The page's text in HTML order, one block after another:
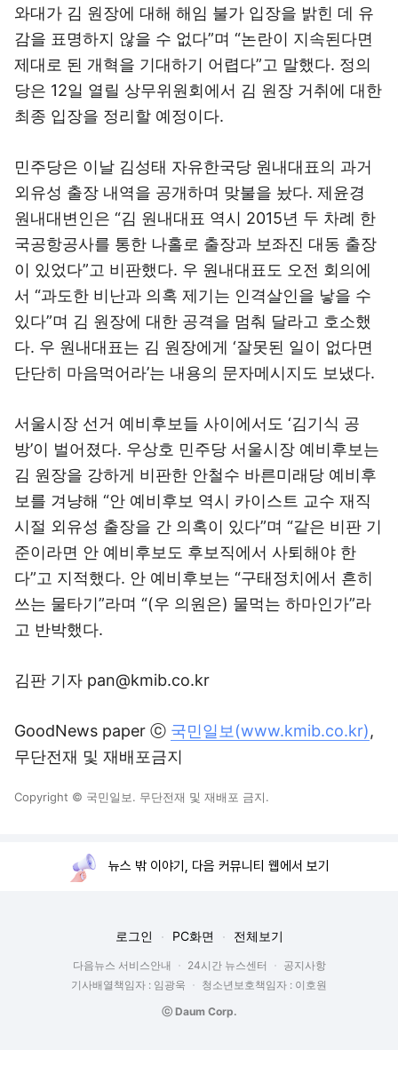
와대가 김 원장에 대해 해임 불가 입장을 밝힌 데 유
감을 표명하지 않을 수 없다”며 “논란이 지속된다면
제대로 된 개혁을 기대하기 어렵다”고 말했다. 정의
당은 12일 열릴 상무위원회에서 김 원장 거취에 대한
최종 입장을 정리할 예정이다.
민주당은 이날 김성태 자유한국당 원내대표의 과거
외유성 출장 내역을 공개하며 맞불을 놨다. 제윤경
원내대변인은 “김 원내대표 역시 2015년 두 차례 한
국공항공사를 통한 나홀로 출장과 보좌진 대동 출장
이 있었다”고 비판했다. 우 원내대표도 오전 회의에
서 “과도한 비난과 의혹 제기는 인격살인을 낳을 수
있다”며 김 원장에 대한 공격을 멈춰 달라고 호소했
다. 우 원내대표는 김 원장에게 ‘잘못된 일이 없다면
단단히 마음먹어라’는 내용의 문자메시지도 보냈다.
서울시장 선거 예비후보들 사이에서도 ‘김기식 공
방’이 벌어졌다. 우상호 민주당 서울시장 예비후보는
김 원장을 강하게 비판한 안철수 바른미래당 예비후
보를 겨냥해 “안 예비후보 역시 카이스트 교수 재직
시절 외유성 출장을 간 의혹이 있다”며 “같은 비판 기
준이라면 안 예비후보도 후보직에서 사퇴해야 한
다”고 지적했다. 안 예비후보는 “구태정치에서 흔히
쓰는 물타기”라며 “(우 의원은) 물먹는 하마인가”라
고 반박했다.
김판 기자 pan@kmib.co.kr
GoodNews paper ⓒ 국민일보(www.kmib.co.kr),
무단전재 및 재배포금지
Copyright © 국민일보. 무단전재 및 재배포 금지.
뉴스 밖 이야기, 다음 커뮤니티 웹에서 보기
로그인 PC화면 전체보기
다음뉴스 서비스안내 24시간 뉴스센터
공지사항
기사배열책임자 : 임광욱
청소년보호책임자 : 이호원
ⓒ Daum Corp.